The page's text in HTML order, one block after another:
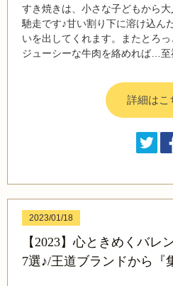
すき焼きは、小さな子どもから
馳走です♪甘い割り下に溶け込ん
いを出してくれます。またとろ
ジューシーな牛肉を絡めれば…至
詳細はこ
2023/01/18
【2023】心ときめくバレ
7選♪/王道ブランドから